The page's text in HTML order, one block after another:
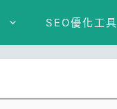
SEO優化工具